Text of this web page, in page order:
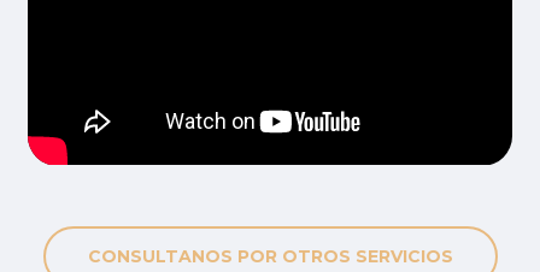
CONSULTANOS POR OTROS SERVICIOS